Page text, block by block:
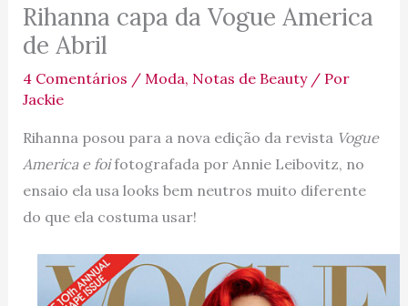
Rihanna capa da Vogue America
de Abril
4 Comentários / Moda, Notas de Beauty/ Por
Jackie
Rihanna posou para a nova edição da revista Vogue
America e foifotografada por Annie Leibovitz, no
ensaio ela usa looks bem neutros muito diferente
do que ela costuma usar!